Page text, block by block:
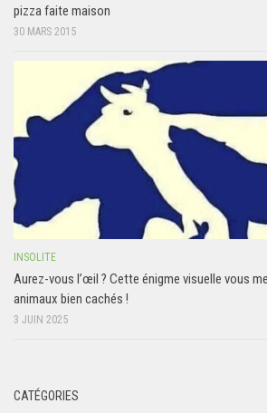
pizza faite maison
30 MARS 2015
INSOLITE
Aurez-vous l’œil ? Cette énigme visuelle vous
animaux bien cachés !
3 JUIN 2025
CATÉGORIES